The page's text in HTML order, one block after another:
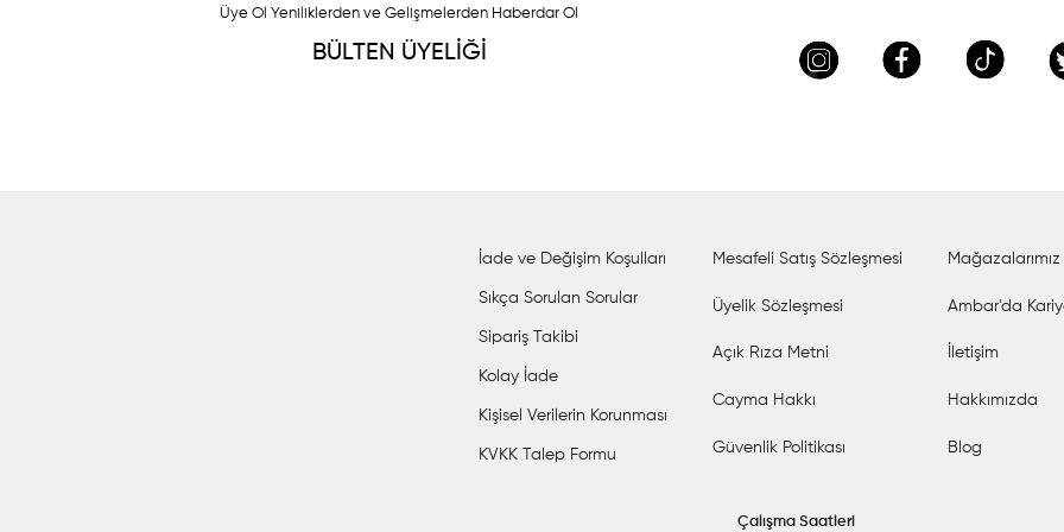
Üye Ol Yeniliklerden ve Gelişmelerden Haberdar Ol
BÜLTEN ÜYELİĞİ
İade ve Değişim Koşulları
Sıkça Sorulan Sorular
Sipariş Takibi
Kolay İade
Kişisel Verilerin Korunması
KVKK Talep Formu
Mesafeli Satış Sözleşmesi
Üyelik Sözleşmesi
Açık Rıza Metni
Cayma Hakkı
Güvenlik Politikası
Mağazalarımız
Ambar'da
İletişim
Hakkımızda
Blog
Çalışma Saatleri